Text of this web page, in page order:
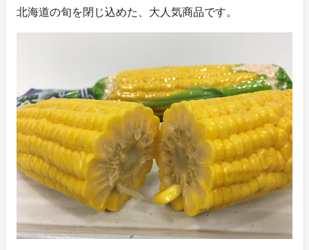
北海道の旬を閉じ込めた、大人気商品です。